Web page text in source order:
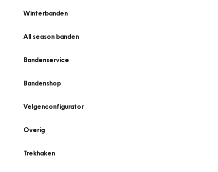
Winterbanden
All season banden
Bandenservice
Bandenshop
Velgenconfigurator
Overig
Trekhaken